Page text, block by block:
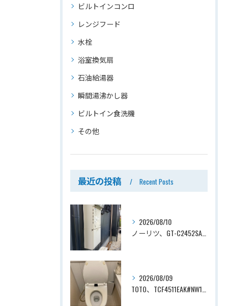
ビルトインコンロ
レンジフード
水栓
浴室換気扇
石油給湯器
瞬間湯沸かし器
ビルトイン食洗機
その他
最近の投稿 Recent Posts
2026/08/10
2026/08/09